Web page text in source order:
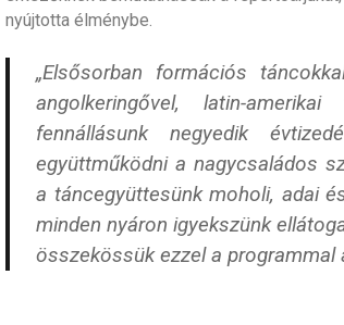
nyújtotta élménybe.
„Elsősorban formációs
angolkeringővel, latin-
fennállásunk negyedik
együttműködni a nagycsaládos
a táncegyüttesünk moholi, adai
minden nyáron igyekszünk
összekössük ezzel a programmal